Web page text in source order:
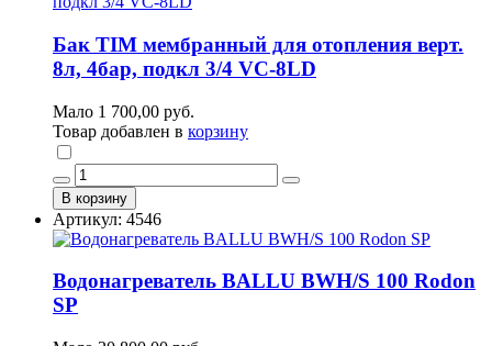
Бак TIM мембранный для отопления верт.
8л, 4бар, подкл 3/4 VC-8LD
Мало 1 700,00 руб.
Товар добавлен в корзину
В корзину
Артикул: 4546
Водонагреватель BALLU BWH/S 100 Rodon
SP